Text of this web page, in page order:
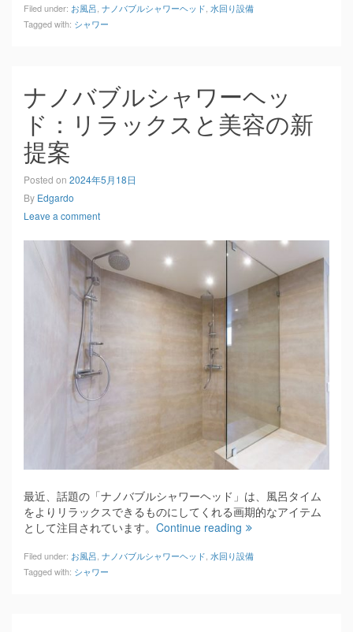
Filed under: お風呂 ナノバブルシャワーヘッド 水回り設備
Tagged with: シャワー
ナノバブルシャワーヘッ
ド：リラックスと美容の新
提案
Posted on 2024年5月18日
By Edgardo
Leave a comment
最近、話題の「ナノバブルシャワーヘッド」は、風呂タイム
をよりリラックスできるものにしてくれる画期的なアイテム
として注目されています。 Continue reading
Filed under: お風呂 ナノバブルシャワーヘッド 水回り設備
Tagged with: シャワー